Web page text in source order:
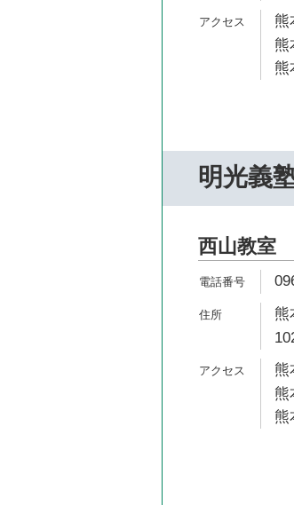
熊
熊
熊
明光義
西山教室
熊
熊
熊
熊